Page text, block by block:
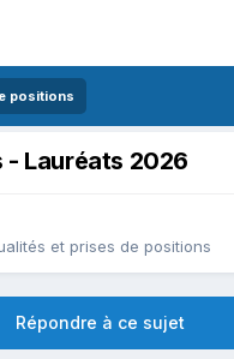
positions
- Lauréats 2026
et prises de positions
Répondre à ce sujet